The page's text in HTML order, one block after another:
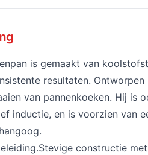
is gemaakt van
resultaten.
van pannenkoeken. Hij is
inductie, en is voorzien van
constructie